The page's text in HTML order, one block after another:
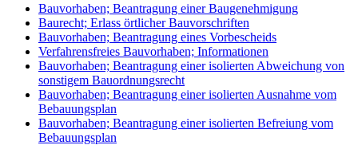
Bauvorhaben; Beantragung einer Baugenehmigung
Baurecht; Erlass örtlicher Bauvorschriften
Bauvorhaben; Beantragung eines Vorbescheids
Verfahrensfreies Bauvorhaben; Informationen
Bauvorhaben; Beantragung einer isolierten Abweichung von
sonstigem Bauordnungsrecht
Bauvorhaben; Beantragung einer isolierten Ausnahme vom
Bebauungsplan
Bauvorhaben; Beantragung einer isolierten Befreiung vom
Bebauungsplan